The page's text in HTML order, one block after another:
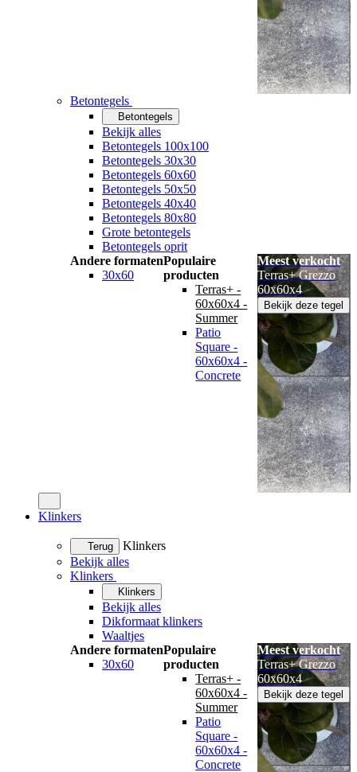
Betontegels
Betontegels
Bekijk alles
Betontegels 100x100
Betontegels 30x30
Betontegels 60x60
Betontegels 50x50
Betontegels 40x40
Betontegels 80x80
Grote betontegels
Betontegels oprit
Andere formaten
30x60
Populaire
producten
Terras+ -
60x60x4 -
Summer
Patio
Square -
60x60x4 -
Concrete
Meest verkocht
Terras+ Grezzo
60x60x4
Bekijk deze tegel
Klinkers
Terug
Klinkers
Bekijk alles
Klinkers
Klinkers
Bekijk alles
Dikformaat klinkers
Waaltjes
Andere formaten
30x60
Populaire
producten
Terras+ -
60x60x4 -
Summer
Patio
Square -
60x60x4 -
Concrete
Meest verkocht
Terras+ Grezzo
60x60x4
Bekijk deze tegel